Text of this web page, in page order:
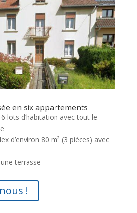
en six appartements
lots d’habitation avec tout le
d’environ 80 m² (3 pièces) avec
terrasse
!